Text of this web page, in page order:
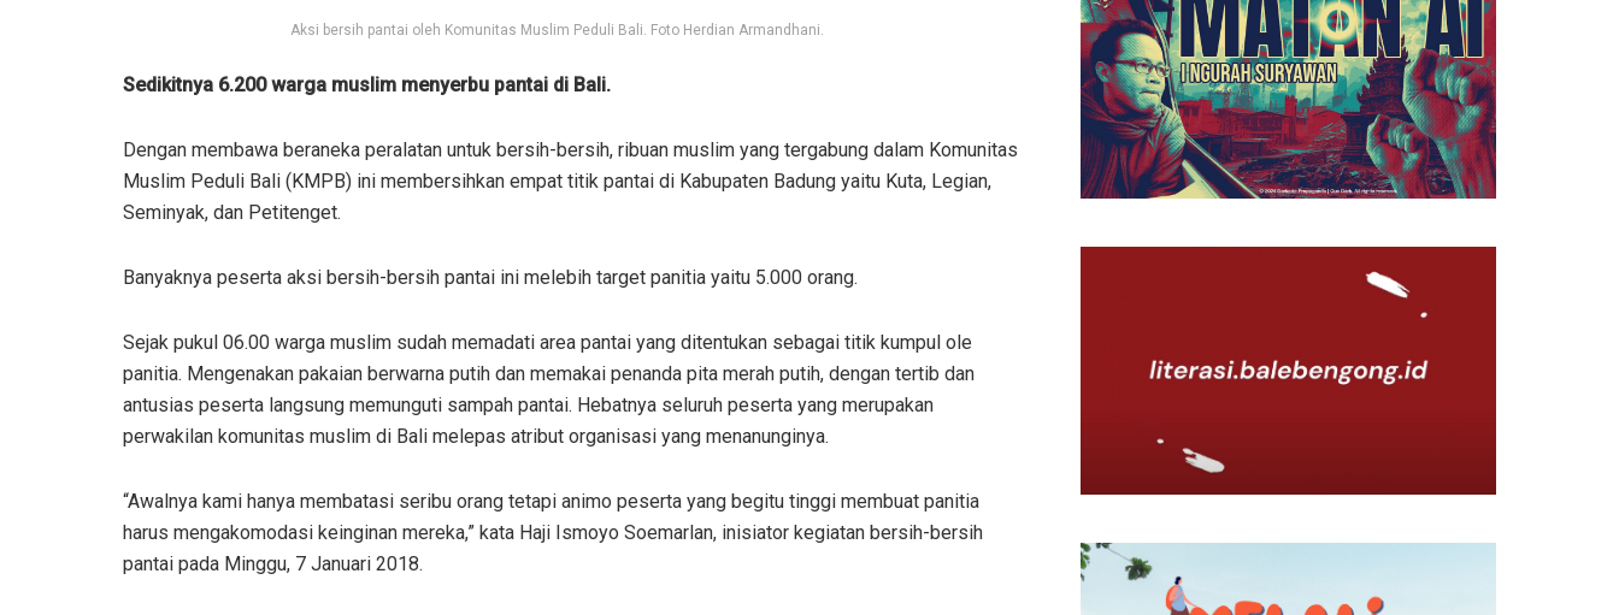
Aksi bersih pantai oleh Komunitas Muslim Peduli Bali. Foto Herdian Armandhani.
Sedikitnya 6.200 warga muslim menyerbu pantai di Bali.
Dengan membawa beraneka peralatan untuk bersih-bersih, ribuan muslim yang tergabung dalam Komunitas
Muslim Peduli Bali (KMPB) ini membersihkan empat titik pantai di Kabupaten Badung yaitu Kuta, Legian,
Seminyak, dan Petitenget.
Banyaknya peserta aksi bersih-bersih pantai ini melebih target panitia yaitu 5.000 orang.
Sejak pukul 06.00 warga muslim sudah memadati area pantai yang ditentukan sebagai titik kumpul ole
panitia. Mengenakan pakaian berwarna putih dan memakai penanda pita merah putih, dengan tertib dan
antusias peserta langsung memunguti sampah pantai. Hebatnya seluruh peserta yang merupakan
perwakilan komunitas muslim di Bali melepas atribut organisasi yang menanunginya.
“Awalnya kami hanya membatasi seribu orang tetapi animo peserta yang begitu tinggi membuat panitia
harus mengakomodasi keinginan mereka,” kata Haji Ismoyo Soemarlan, inisiator kegiatan bersih-bersih
pantai pada Minggu, 7 Januari 2018.